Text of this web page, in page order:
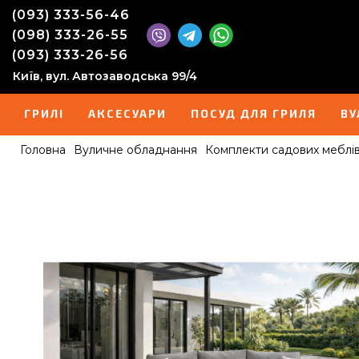
(093) 333-56-46
(098) 333-26-55
(093) 333-26-56
Київ, вул. Автозаводська 99/4
ГРИЛІ АКСЕСУАРИ ПОСУД ДЛЯ ГРИЛЯ
Головна Вуличне обладнання Комплекти садових